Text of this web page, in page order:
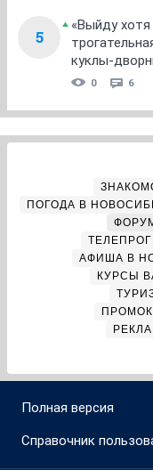
5
«Выйду
куклы-
0 6
ПОГОДА В
АФИША В
КУРСЫ
Полная версия
Справочник